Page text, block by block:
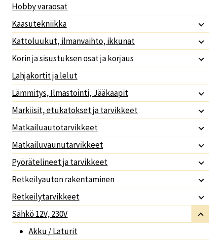
Hobby varaosat
Kaasutekniikka
Kattoluukut, ilmanvaihto, ikkunat
Korin ja sisustuksen osat ja korjaus
Lahjakortit ja lelut
Lämmitys, Ilmastointi, Jääkaapit
Markiisit, etukatokset ja tarvikkeet
Matkailuautotarvikkeet
Matkailuvaunutarvikkeet
Pyörätelineet ja tarvikkeet
Retkeilyauton rakentaminen
Retkeilytarvikkeet
Sähkö 12V, 230V
Akku / Laturit